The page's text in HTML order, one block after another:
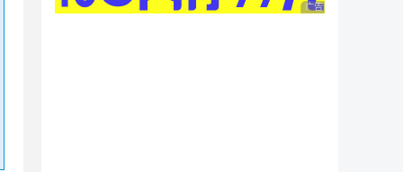
广告 商业广告，理性